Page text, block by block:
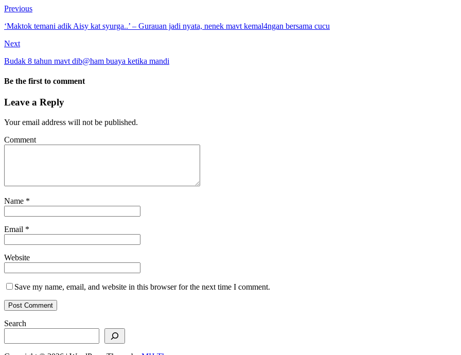
Previous
‘Maktok temani adik Aisy kat syurga..’ – Gurauan jadi nyata, nenek mavt kemal4ngan bersama cucu
Next
Budak 8 tahun mavt dib@ham buaya ketika mandi
Be the first to comment
Leave a Reply
Your email address will not be published.
Comment
Name *
Email *
Website
Save my name, email, and website in this browser for the next time I comment.
Search